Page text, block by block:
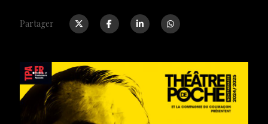
Partager